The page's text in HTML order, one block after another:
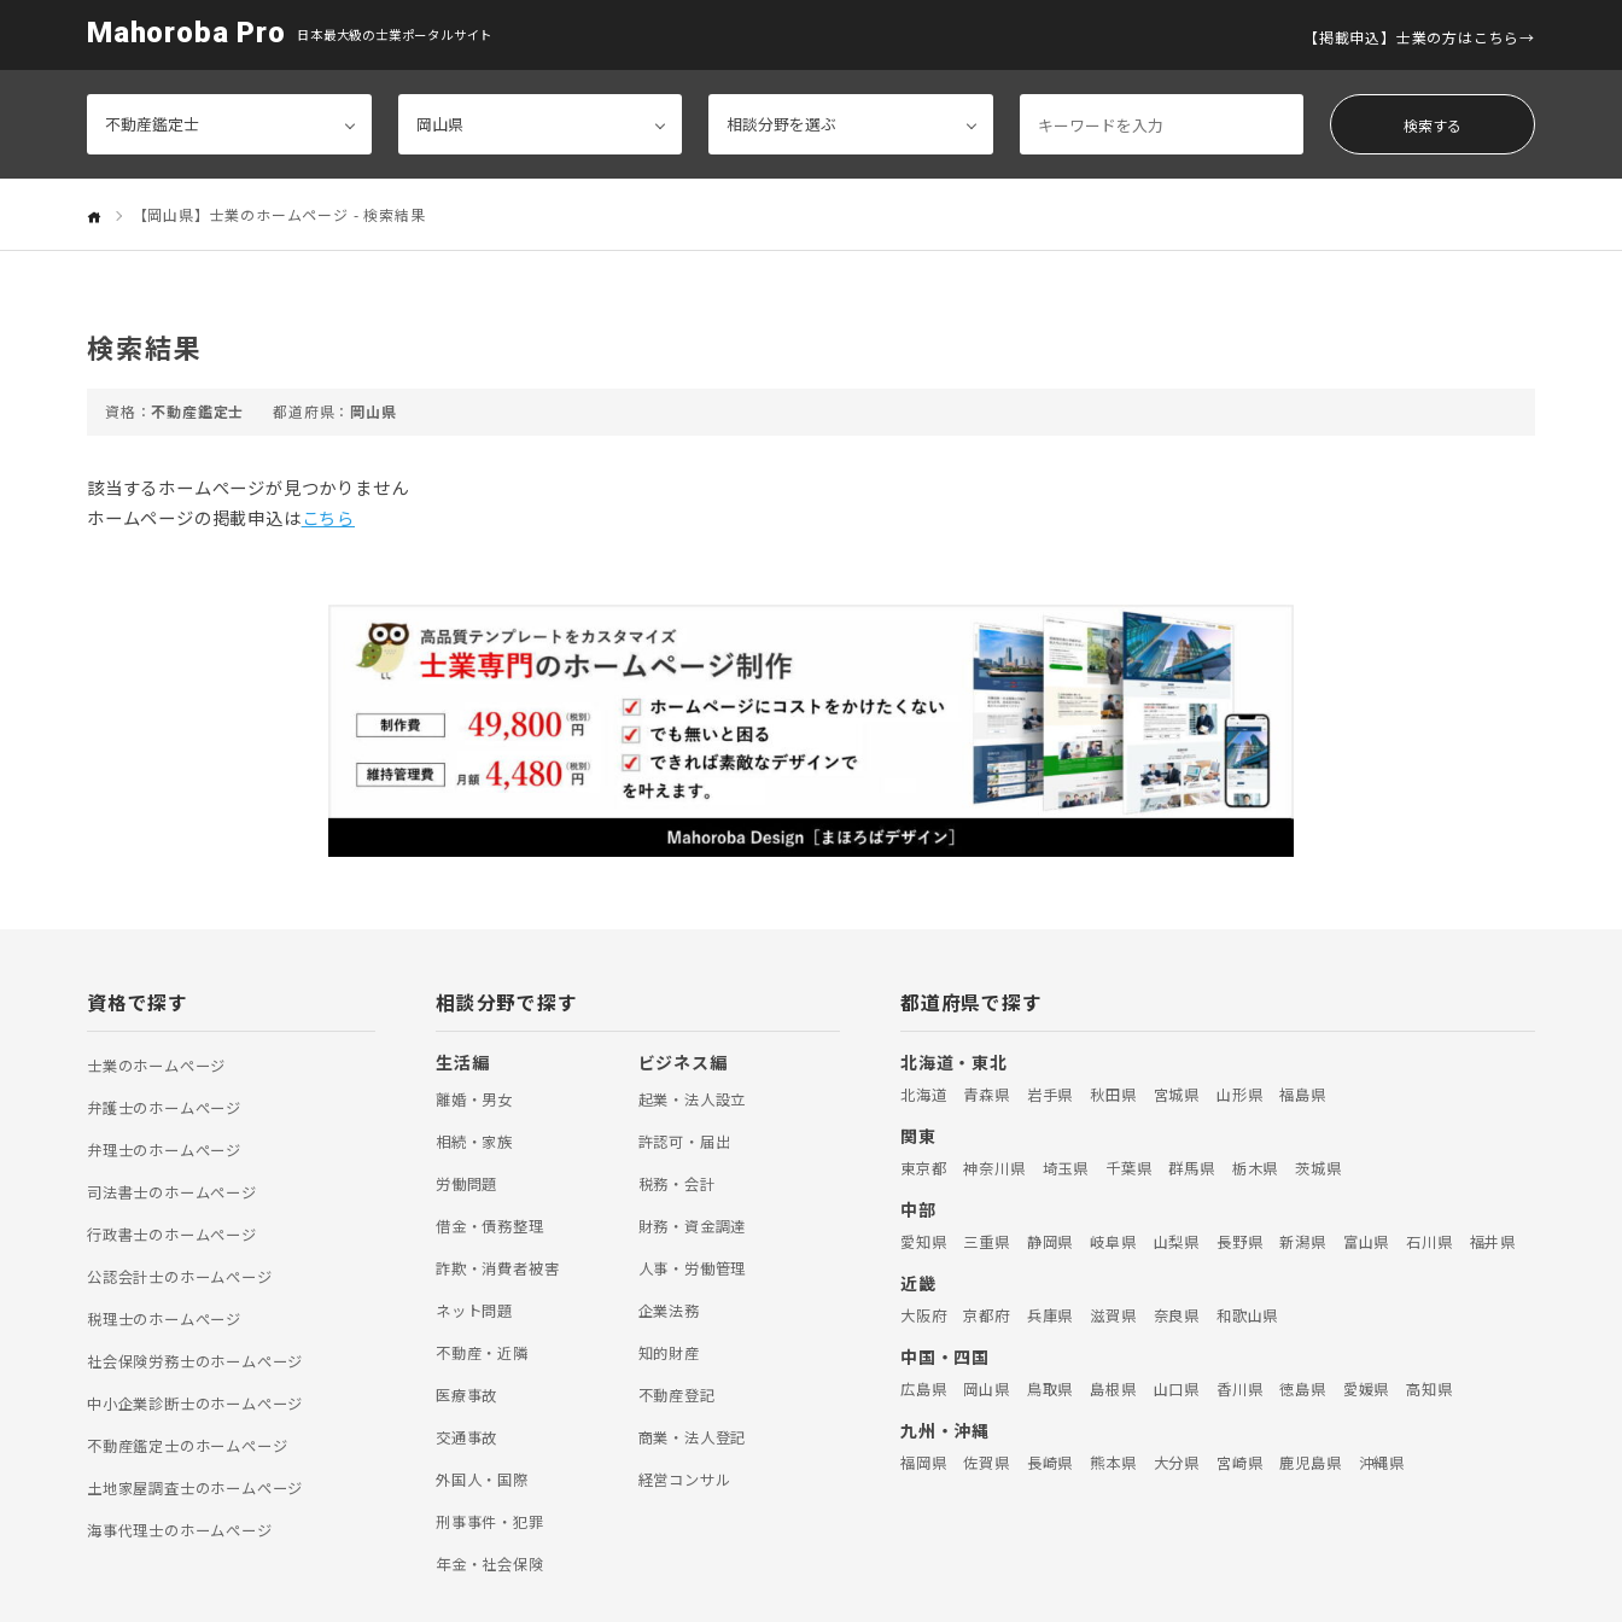
Mahoroba Pro 日本最大級の士業ポータルサイト 【掲載申込】士業の方はこちら
【岡山県】士業のホームページ - 検索結果
検索結果
不動産鑑定士 岡山県
該当するホームぺージが見つかりません
ホームページの掲載申込はこちら
資格で探す
士業のホームぺージ
弁護士のホームぺージ
弁理士のホームぺージ
司法書士のホームぺージ
行政書士のホームぺージ
公認会計士のホームぺージ
税理士のホームぺージ
社会保険労務士のホームぺージ
中小企業診断士のホームぺージ
不動産鑑定士のホームぺージ
土地家屋調査士のホームぺージ
海事代理士のホームぺージ
相談分野で探す
生活編
離婚・男女
相続・家族
労働問題
借金・債務整理
詐欺・消費者被害
ネット問題
不動産・近隣
医療事故
交通事故
外国人・国際
刑事事件・犯罪
年金・社会保険
ビジネス編
起業・法人設立
許認可・届出
税務・会計
財務・資金調達
人事・労働管理
企業法務
知的財産
不動産登記
商業・法人登記
経営コンサル
都道府県で探す
北海道・東北
北海道 青森県 岩手県 秋田県 宮城県 山形県 福島県
関東
東京都 神奈川県 埼玉県 千葉県 群馬県 栃木県 茨城県
中部
愛知県 三重県 静岡県 岐阜県 山梨県 長野県 新潟県 富山県 石川県 福井県
近畿
大阪府 京都府 兵庫県 滋賀県 奈良県 和歌山県
中国・四国
広島県 岡山県 鳥取県 島根県 山口県 香川県 徳島県 愛媛県 高知県
九州・沖縄
福岡県 佐賀県 長崎県 熊本県 大分県 宮崎県 鹿児島県 沖縄県